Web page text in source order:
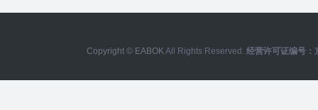
Copyright © EABOKAll Rights Reserved. 经营许可证编号